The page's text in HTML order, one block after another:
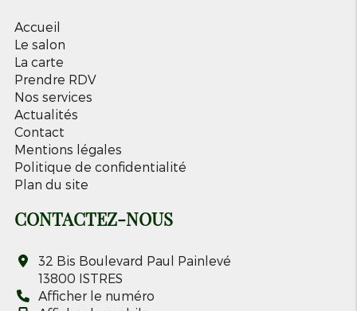
Accueil
Le salon
La carte
Prendre RDV
Nos services
Actualités
Contact
Mentions légales
Politique de confidentialité
Plan du site
CONTACTEZ-NOUS
32 Bis Boulevard Paul Painlevé
13800 ISTRES
Afficher le numéro